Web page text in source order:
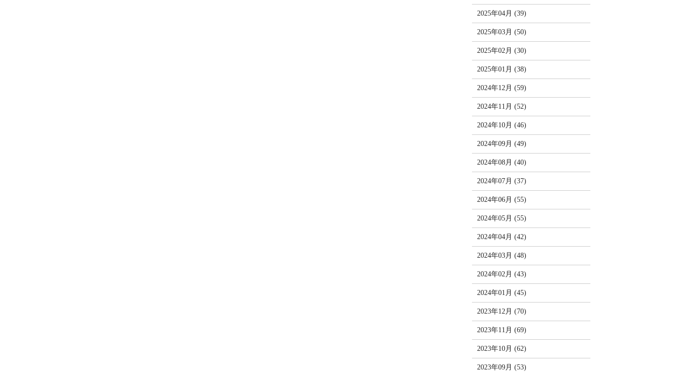
2025年04月 (39)
2025年03月 (50)
2025年02月 (30)
2025年01月 (38)
2024年12月 (59)
2024年11月 (52)
2024年10月 (46)
2024年09月 (49)
2024年08月 (40)
2024年07月 (37)
2024年06月 (55)
2024年05月 (55)
2024年04月 (42)
2024年03月 (48)
2024年02月 (43)
2024年01月 (45)
2023年12月 (70)
2023年11月 (69)
2023年10月 (62)
2023年09月 (53)